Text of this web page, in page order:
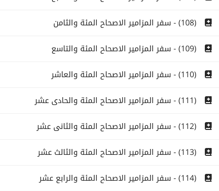
(108) - سفر المزامير الاصحاح المئة والثامن
(109) - سفر المزامير الاصحاح المئة والتاسع
(110) - سفر المزامير الاصحاح المئة والعاشر
(111) - سفر المزامير الاصحاح المئة والحادى عشر
(112) - سفر المزامير الاصحاح المئة والثانى عشر
(113) - سفر المزامير الاصحاح المئة والثالث عشر
(114) - سفر المزامير الاصحاح المئة والرابع عشر